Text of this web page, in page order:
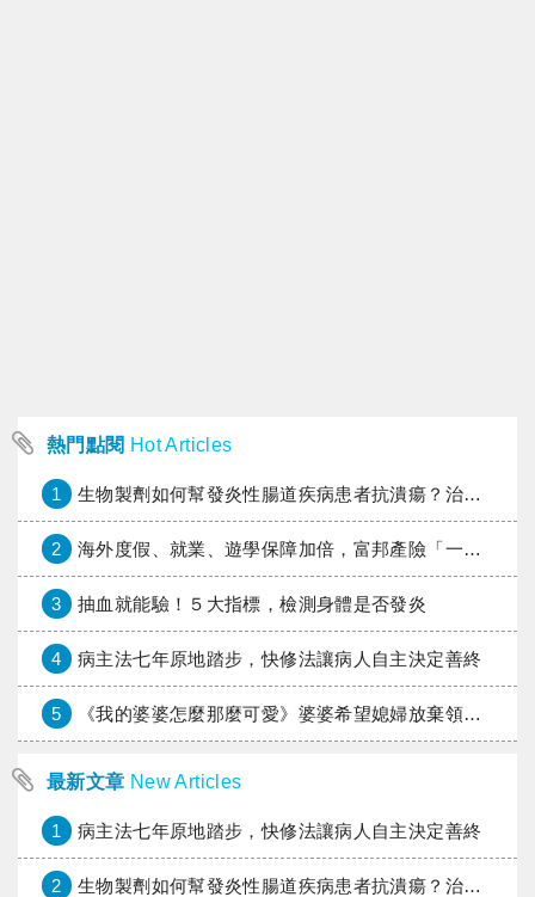
熱門點閱 Hot Articles
1 生物製劑如何幫發炎性腸道疾病患者抗潰瘍？治療進展與健保給付困境一次看
2 海外度假、就業、遊學保障加倍，富邦產險「一期逐夢」專案加碼遠距醫療與緊急救援
3 抽血就能驗！５大指標，檢測身體是否發炎
4 病主法七年原地踏步，快修法讓病人自主決定善終
5 《我的婆婆怎麼那麼可愛》婆婆希望媳婦放棄領取已故兒子身故理賠金，可以這樣做嗎？
最新文章 New Articles
1 病主法七年原地踏步，快修法讓病人自主決定善終
2 生物製劑如何幫發炎性腸道疾病患者抗潰瘍？治療進展與健保給付困境一次看